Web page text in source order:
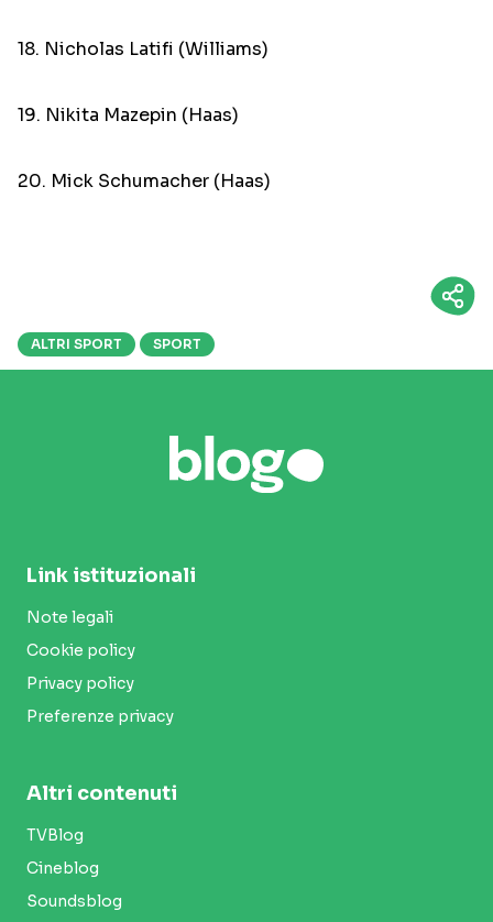
18. Nicholas Latifi (Williams)
19. Nikita Mazepin (Haas)
20. Mick Schumacher (Haas)
ALTRI SPORT SPORT
Link istituzionali
Note legali
Cookie policy
Privacy policy
Preferenze privacy
Altri contenuti
TVBlog
Cineblog
Soundsblog